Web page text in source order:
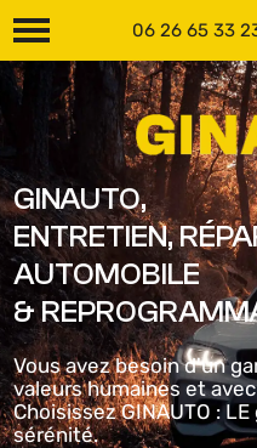
06 26 65 33
GINAUTO,
ENTRETIEN,
AUTOMOBILE
&
Vous avez besoin d'un
valeurs humaines et
Choisissez GINAUTO :
sérénité.